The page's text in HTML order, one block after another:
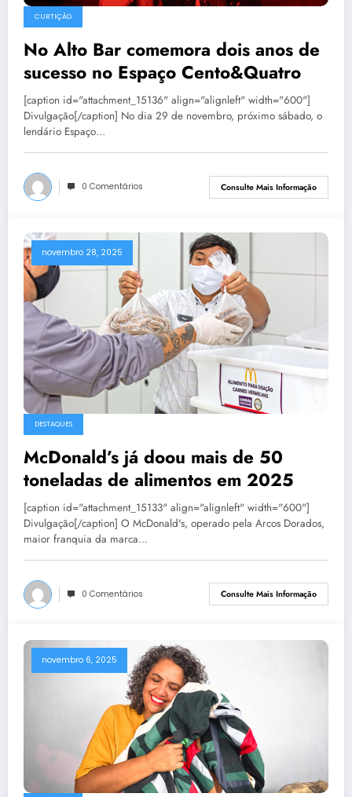
CURTIÇÃO
No Alto Bar comemora dois anos de
sucesso no Espaço Cento&Quatro
[caption id="attachment_15136" align="alignleft" width="600"]
Divulgação[/caption] No dia 29 de novembro, próximo sábado, o
lendário Espaço…
0 Comentários Consulte Mais Informação
novembro 28, 2025
DESTAQUES
McDonald’s já doou mais de 50
toneladas de alimentos em 2025
[caption id="attachment_15133" align="alignleft" width="600"]
Divulgação[/caption] O McDonald's, operado pela Arcos Dorados,
maior franquia da marca…
0 Comentários Consulte Mais Informação
novembro 6, 2025